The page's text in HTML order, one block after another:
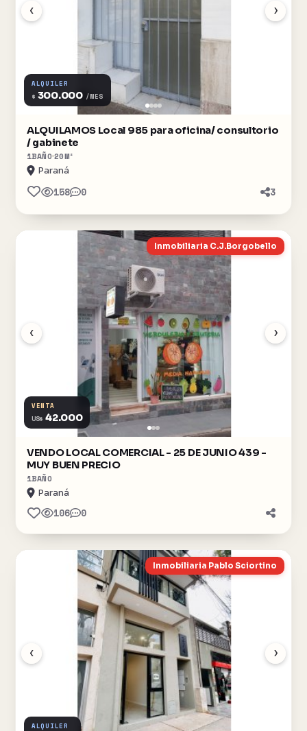
‹ ›
ALQUILER
$ 300.000 /MES
ALQUILAMOS Local 985 para oficina/ consultorio
/ gabinete
1BAÑO20M²
Paraná
158 0 3
‹ ›
Inmobiliaria C.J.Borgobello
VENTA
US$ 42.000
VENDO LOCAL COMERCIAL - 25 DE JUNIO 439 -
MUY BUEN PRECIO
1BAÑO
Paraná
106 0
‹ ›
Inmobiliaria Pablo Sciortino
ALQUILER